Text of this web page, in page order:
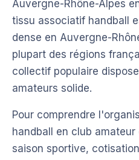
Auvergne-Rhône-Alpes
tissu associatif handball
dense en Auvergne-
plupart des régions
collectif populaire
amateurs solide.
Pour comprendre
handball en club amateur
saison sportive,